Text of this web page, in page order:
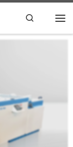
Search